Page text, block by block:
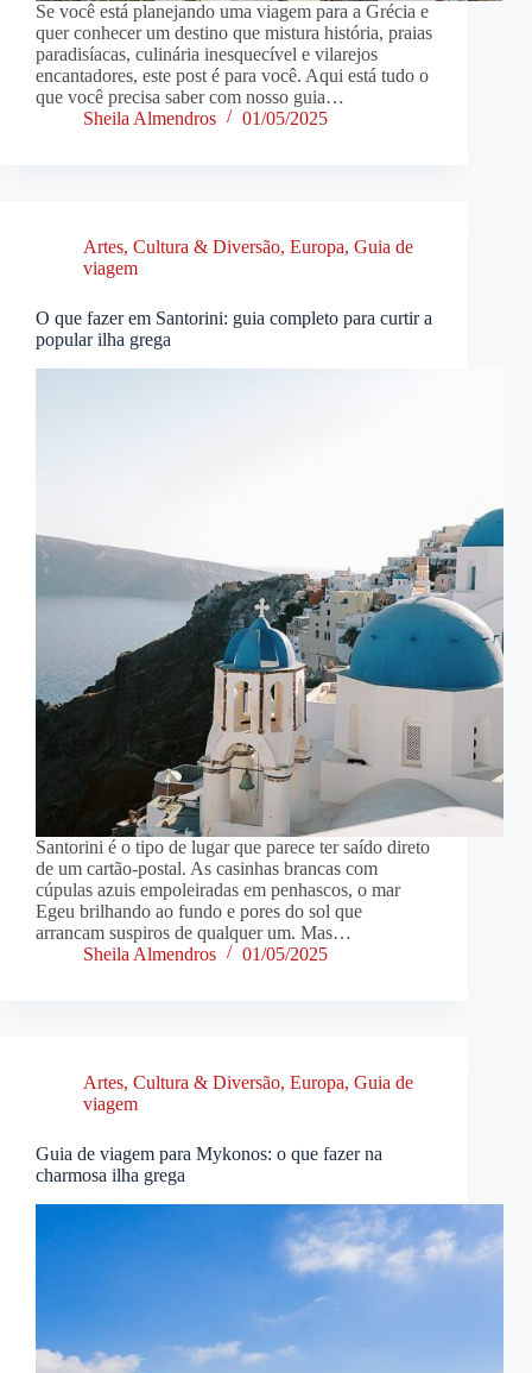
Se você está planejando uma viagem para a Grécia e
quer conhecer um destino que mistura história, praias
paradisíacas, culinária inesquecível e vilarejos
encantadores, este post é para você. Aqui está tudo o
que você precisa saber com nosso guia…
Sheila Almendros
01/05/2025
Artes, Cultura & Diversão, Europa, Guia de
viagem
O que fazer em Santorini: guia completo para curtir a
popular ilha grega
Santorini é o tipo de lugar que parece ter saído direto
de um cartão-postal. As casinhas brancas com
cúpulas azuis empoleiradas em penhascos, o mar
Egeu brilhando ao fundo e pores do sol que
arrancam suspiros de qualquer um. Mas…
Sheila Almendros
01/05/2025
Artes, Cultura & Diversão, Europa, Guia de
viagem
Guia de viagem para Mykonos: o que fazer na
charmosa ilha grega